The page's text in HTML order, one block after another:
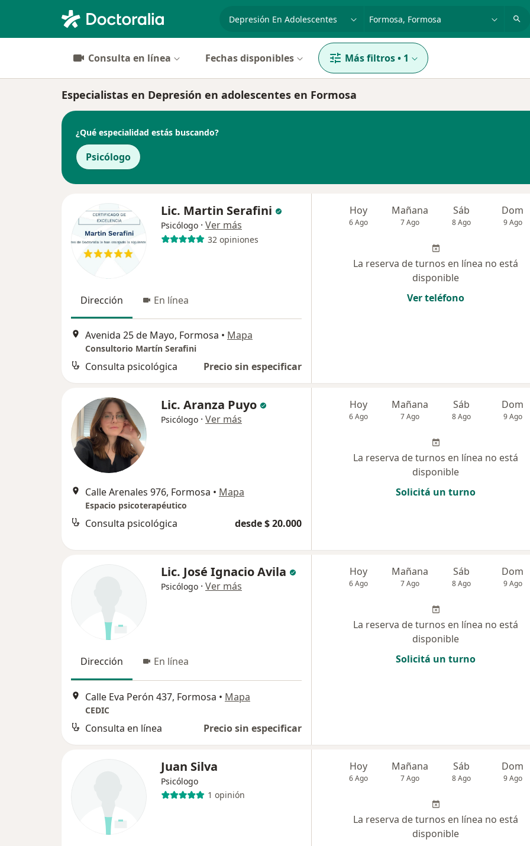
especialidad, enfermedad o nombre
Consulta en línea Fechas disponibles Más filtros• 1
Especialistas en Depresión en adolescentes en Formosa
¿Qué especialidad estás buscando?
Psicólogo
Lic. Martin Serafini
Psicólogo · Ver más
32 opiniones
Dirección En línea
Avenida 25 de Mayo, Formosa • Mapa
Consultorio Martín Serafini
Consulta psicológica Precio sin especificar
Hoy
6 Ago
Mañana
7 Ago
Sáb
8 Ago
Dom
9 Ago
La reserva de turnos en línea no está
disponible
Ver teléfono
Lic. Aranza Puyo
Psicólogo · Ver más
Calle Arenales 976, Formosa • Mapa
Espacio psicoterapéutico
Consulta psicológica desde $ 20.000
Hoy
6 Ago
Mañana
7 Ago
Sáb
8 Ago
Dom
9 Ago
La reserva de turnos en línea no está
disponible
Solicitá un turno
Lic. José Ignacio Avila
Psicólogo · Ver más
Dirección En línea
Calle Eva Perón 437, Formosa • Mapa
CEDIC
Consulta en línea Precio sin especificar
Hoy
6 Ago
Mañana
7 Ago
Sáb
8 Ago
Dom
9 Ago
La reserva de turnos en línea no está
disponible
Solicitá un turno
Juan Silva
Psicólogo
1 opinión
Hoy
6 Ago
Mañana
7 Ago
Sáb
8 Ago
Dom
9 Ago
La reserva de turnos en línea no está
disponible